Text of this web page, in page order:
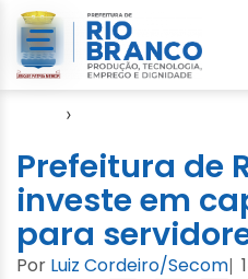
›
Prefeitura de
investe em
para
Por Luiz Cordeiro/Secom|